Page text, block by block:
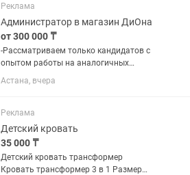
по услугам и продажа товаров. •
Работа...
Реклама
Администратор в магазин ДиОна
от 300 000 ₸
-Рассматриваем только кандидатов с
опытом работы на аналогичных
позициях - Скидывайте полное резюме
в ответ на вакансию - Без резюме не
следующим адресам: Бейбитшилик
36,...
Астана, вчера
Реклама
Детский кровать
35 000 ₸
Детский кровать трансформер
Кровать трансформер 3 в 1 Размер